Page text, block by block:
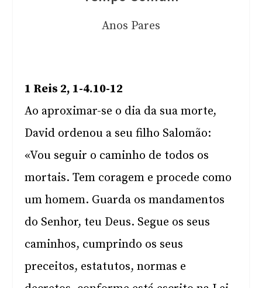
Anos Pares
1 Reis 2, 1-4.10-12
Ao aproximar-se o dia da sua morte,
David ordenou a seu filho Salomão:
«Vou seguir o caminho de todos os
mortais. Tem coragem e procede como
um homem. Guarda os mandamentos
do Senhor, teu Deus. Segue os seus
caminhos, cumprindo os seus
preceitos, estatutos, normas e